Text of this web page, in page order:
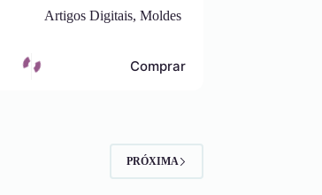
Artigos Digitais, Moldes
Comprar
PRÓXIMA